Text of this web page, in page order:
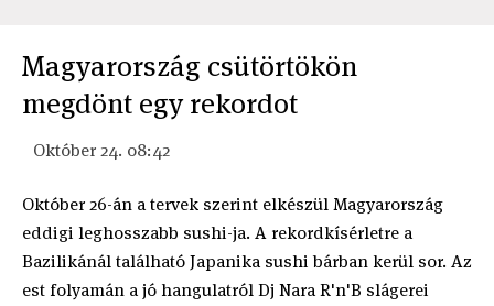
Magyarország csütörtökön
megdönt egy rekordot
Október 24. 08:42
Október 26-án a tervek szerint elkészül Magyarország
eddigi leghosszabb sushi-ja. A rekordkísérletre a
Bazilikánál található Japanika sushi bárban kerül sor. Az
est folyamán a jó hangulatról Dj Nara R'n'B slágerei